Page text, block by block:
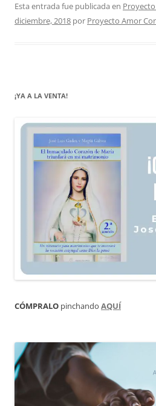
Esta entrada fue publicada en
diciembre, 2018 por Proyecto Amor
¡YA A LA VENTA!
CÓMPRALO pinchando AQUÍ